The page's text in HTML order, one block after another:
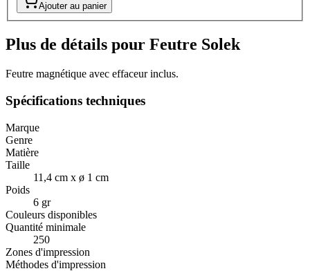
Ajouter au panier
Plus de détails pour Feutre Solek
Feutre magnétique avec effaceur inclus.
Spécifications techniques
Marque
Genre
Matière
Taille
11,4 cm x ø 1 cm
Poids
6 gr
Couleurs disponibles
Quantité minimale
250
Zones d'impression
Méthodes d'impression